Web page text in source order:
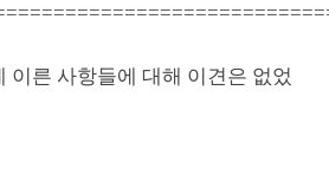
이른 사항들에 대해 이견은 없었